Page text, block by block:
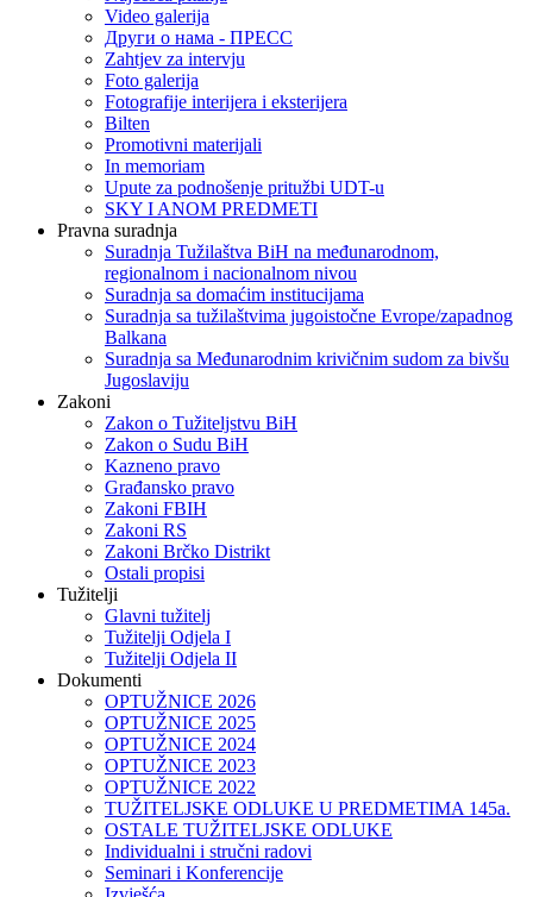
Video galerija
Други о нама - ПРЕСC
Zahtjev za intervju
Foto galerija
Fotografije interijera i eksterijera
Bilten
Promotivni materijali
In memoriam
Upute za podnošenje pritužbi UDT-u
SKY I ANOM PREDMETI
Pravna suradnja
Suradnja Tužilaštva BiH na međunarodnom,
regionalnom i nacionalnom nivou
Suradnja sa domaćim institucijama
Suradnja sa tužilaštvima jugoistočne Evrope/zapadnog
Balkana
Suradnja sa Međunarodnim krivičnim sudom za bivšu
Jugoslaviju
Zakoni
Zakon o Тužiteljstvu BiH
Zakon o Sudu BiH
Kazneno pravo
Građansko pravo
Zakoni FBIH
Zakoni RS
Zakoni Brčko Distrikt
Ostali propisi
Tužitelji
Glavni tužitelj
Tužitelji Odjela I
Tužitelji Odjela II
Dokumenti
OPTUŽNICE 2026
OPTUŽNICE 2025
OPTUŽNICE 2024
OPTUŽNICE 2023
OPTUŽNICE 2022
TUŽITELJSKE ODLUKE U PREDMETIMA 145a.
OSTALE TUŽITELJSKE ODLUKE
Individualni i stručni radovi
Seminari i Konferencije